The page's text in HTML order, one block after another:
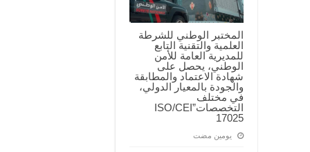
المختبر الوطني للشرطة
العلمية والتقنية التابع
للمديرية العامة للأمن
الوطني، يحصل على
شهادة الاعتماد والمطابقة
والجودة بالمعيار الدولي،
في مختلف
التخصصات”ISO/CEI
17025
‏يومين مضت